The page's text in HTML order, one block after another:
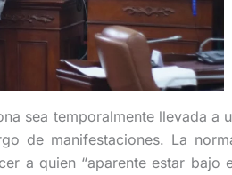
sea temporalmente llevada
de manifestaciones. La
a quien “aparente estar